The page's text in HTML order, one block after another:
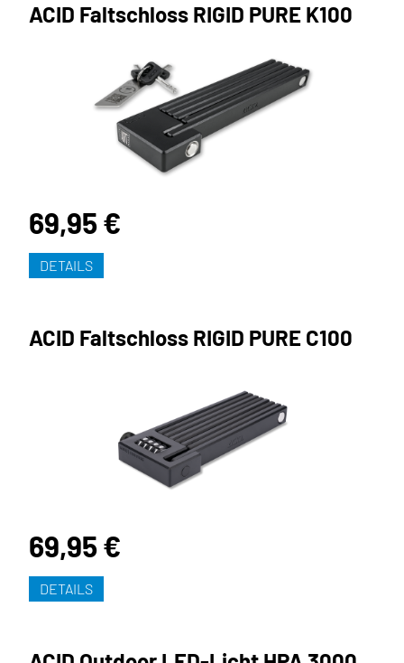
ACID Faltschloss RIGID PURE K100
69,95 €
DETAILS
ACID Faltschloss RIGID PURE C100
69,95 €
DETAILS